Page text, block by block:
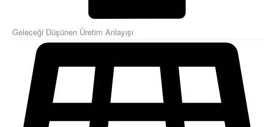
Geleceği Düşünen Üretim Anlayışı